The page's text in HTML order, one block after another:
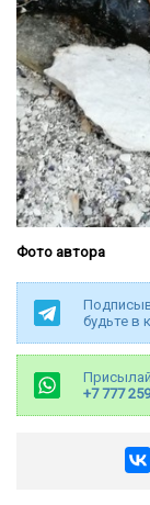
Фото автора
будьте в
+7 777